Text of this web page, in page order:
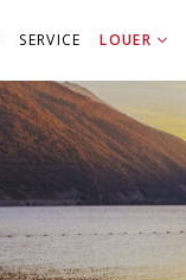
SERVICE LOUER